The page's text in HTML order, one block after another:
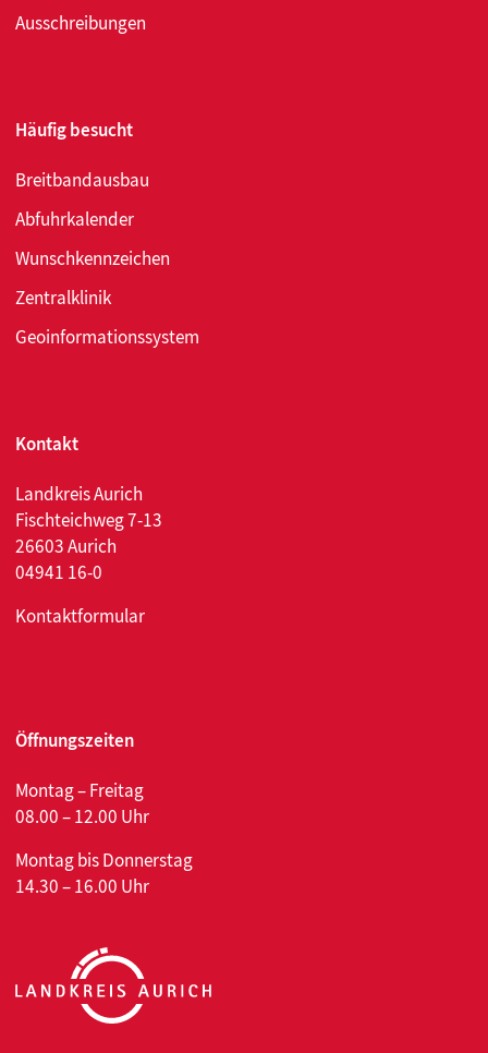
Ausschreibungen
Häufig besucht
Breitbandausbau
Abfuhrkalender
Wunschkennzeichen
Zentralklinik
Geoinformationssystem
Kontakt
Landkreis Aurich
Fischteichweg 7-13
26603 Aurich
04941 16-0
Kontaktformular
Öffnungszeiten
Montag – Freitag
08.00 – 12.00 Uhr
Montag bis Donnerstag
14.30 – 16.00 Uhr